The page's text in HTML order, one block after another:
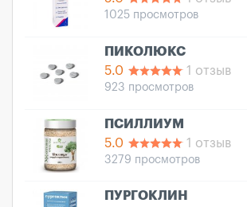
1025 просмотров
ПИКОЛЮКС
5.0
1 отзыв
923 просмотров
ПСИЛЛИУМ
5.0
1 отзыв
3279 просмотров
ПУРГОКЛИН